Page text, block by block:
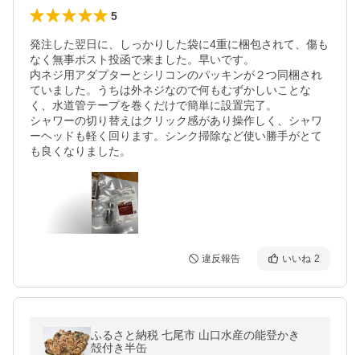
5
発注した翌日に、しっかりした袋に4重に梱包されて、傷も
なく無事ポスト投函で来ました。早いです。
内ネジ用アダプターとシリコンのパッキンが２つ同梱され
ていました。うちは外ネジなので何もむずかしいことな
く、水道管テープを巻くだけで簡単に設置完了。
シャワーの切り替えはクリック感があり操作しく、シャワ
ーヘッドも軽く回ります。シンク掃除など使い勝手がとて
も良くなりました。
違反報告 いいね 2
ふるさと納税 七尾市 山口水産の能登かき
殻付き半缶